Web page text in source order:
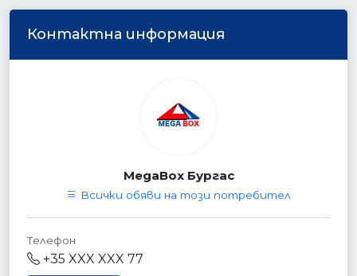
Контактна информация
MegaBox Бургас
Всички обяви на този потребител
Телефон
+35 XXX XXX 77